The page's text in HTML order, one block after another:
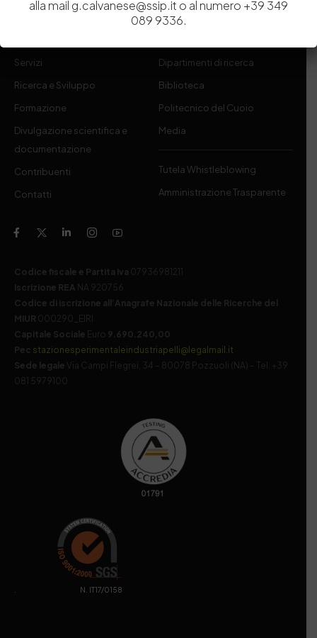
Servizi
Ricerca e Sviluppo
Formazione
Divulgazione scientifica e
documentazione
Contribuenti
Contatti
Dipartimenti di ricerca
Biblioteca
Politecnico del Cuoio
Media
Tutela Whistleblowing
Amministrazione Trasparente
Codice fiscale e Partita Iva 07936981211
Iscrizione REA NA 920756
Codice di iscrizione all’Anagrafe Nazionale delle Ricerche del
MIUR 000290_EIRI
Capitale Sociale Euro 9.690.240,00
Pec stazionesperimentaleindustriapelli@legalmail.it
Sede legale
Via Campi Flegrei, 34 – 80078 Pozzuoli (NA) – Tel. +39
081 5979100
. N. IT17/0158
alla mail g.calvanese@ssip.it o al numero +39 349
089 9336.